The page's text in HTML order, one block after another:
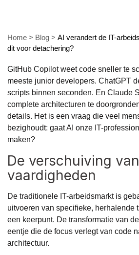
Home > Blog > AI verandert de IT-
dit voor detachering?
GitHub Copilot weet code sneller te
meeste junior developers. ChatGPT
scripts binnen seconden. En Claude
complete architecturen te
details. Het is een vraag die veel
bezighoudt: gaat AI onze IT-
maken?
De verschuiving van
vaardigheden
De traditionele IT-arbeidsmarkt is
uitvoeren van specifieke, herhalende
een keerpunt. De transformatie van
eentje die de focus verlegt van code
architectuur.